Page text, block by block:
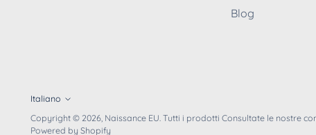
Blog
Lingua
Italiano
Copyright © 2026, Naissance EU. Tutti i prodotti Consultate le nostre
Powered by Shopify